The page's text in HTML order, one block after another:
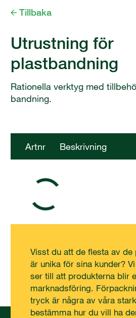
Tillbaka
Utrustning för
plastbandning
Rationella verktyg med
bandning.
Artnr Beskrivning
Visst du att de flesta av
är unika för sina kunder?
ser till att produkterna blir
marknadsföring.
tryck är några av våra
bestämma hur du vill ha